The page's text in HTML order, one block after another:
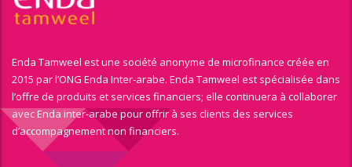
Enda Tamweel est une société anonyme de microfinance créée en
2015 par l’ONG Enda Inter-arabe. Enda Tamweel est spécialisée dans
l’offre de produits et services financiers; elle continuera à collaborer
avec Enda inter-arabe pour offrir à ses clients des services
d’accompagnement non financiers.